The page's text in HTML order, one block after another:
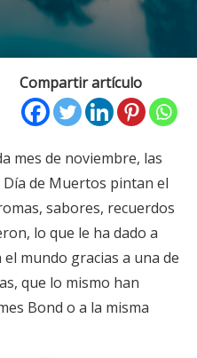
Compartir artículo
mes de noviembre, las
de Muertos pintan el
sabores, recuerdos
lo que le ha dado a
mundo gracias a una de
que lo mismo han
Bond o a la misma